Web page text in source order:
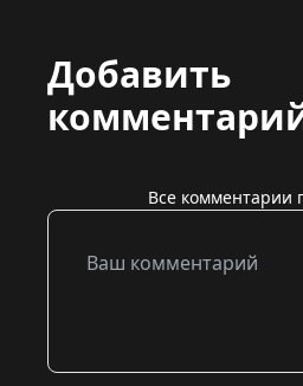
Добавить
Все комментарии